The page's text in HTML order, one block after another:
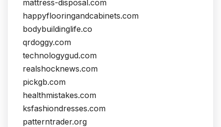
mattress-disposal.com
happyflooringandcabinets.com
bodybuildinglife.co
qrdoggy.com
technologygud.com
realshocknews.com
pickgb.com
healthmistakes.com
ksfashiondresses.com
patterntrader.org